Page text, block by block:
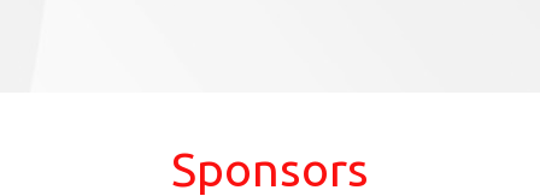
Sponsors